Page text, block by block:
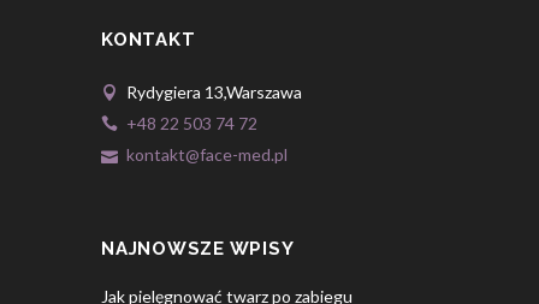
KONTAKT
Rydygiera 13,Warszawa
+48 22 503 74 72
kontakt@face-med.pl
NAJNOWSZE WPISY
Jak pielęgnować twarz po zabiegu